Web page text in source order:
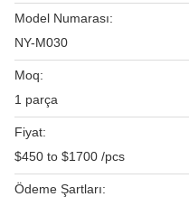
Model Numarası:
NY-M030
Moq:
1 parça
Fiyat:
$450 to $1700 /pcs
Ödeme Şartları: